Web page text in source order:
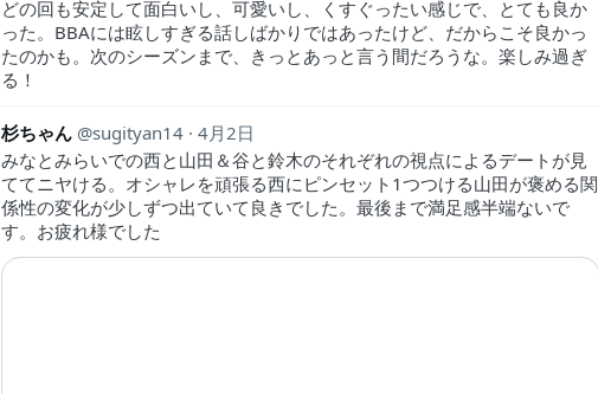
どの回も安定して面白いし、可愛いし、くすぐったい感じで、とても良か
った。BBAには眩しすぎる話しばかりではあったけど、だからこそ良かっ
たのかも。次のシーズンまで、きっとあっと言う間だろうな。楽しみ過ぎ
る！
杉ちゃん sugityan14
4月2日
みなとみらいでの西と山田＆谷と鈴木のそれぞれの視点によるデートが見
ててニヤける。オシャレを頑張る西にピンセット1つつける山田が褒める関
係性の変化が少しずつ出ていて良きでした。最後まで満足感半端ないで
す。お疲れ様でした